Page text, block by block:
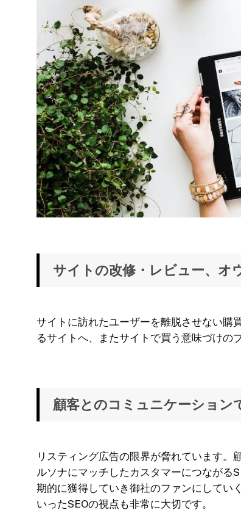
サイトの改修・レビュー、オ
サイトに訪れたユーザーを離脱させない購
るサイトへ、またサイトで買う意味づけの
顧客とのコミュニケーション
リスティング広告の限界が脅れています
ルソナにマッチしたカスタマーにつながる
期的に獲得していき御社のファンにしてい
いったSEOの視点も非常に大切です。